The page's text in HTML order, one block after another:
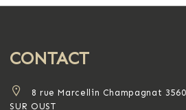
CONTACT
8 rue Marcellin Champagnat
SUR OUST